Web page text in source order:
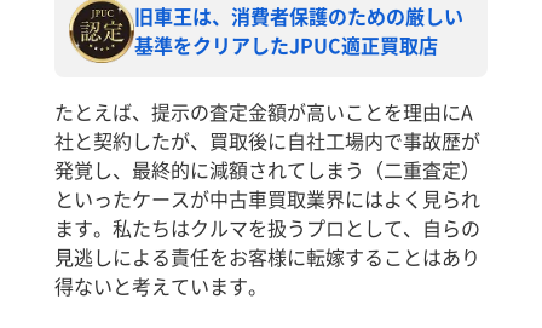
旧車王は、消費者保護のための厳しい
基準をクリアしたJPUC適正買取店
たとえば、提示の査定金額が高いことを理由にA
社と契約したが、買取後に自社工場内で事故歴が
発覚し、最終的に減額されてしまう（二重査定）
といったケースが中古車買取業界にはよく見られ
ます。私たちはクルマを扱うプロとして、自らの
見逃しによる責任をお客様に転嫁することはあり
得ないと考えています。